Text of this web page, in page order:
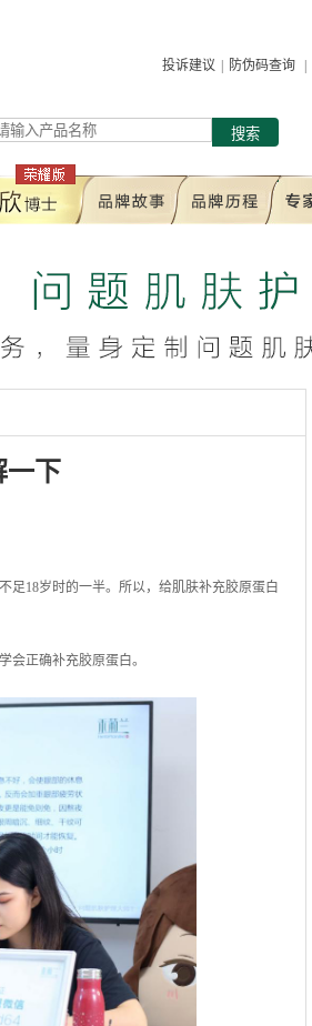
投诉建议 防伪码查询
搜索
一下
足18岁时的一半。所以，给肌肤补充胶原蛋白
会正确补充胶原蛋白。